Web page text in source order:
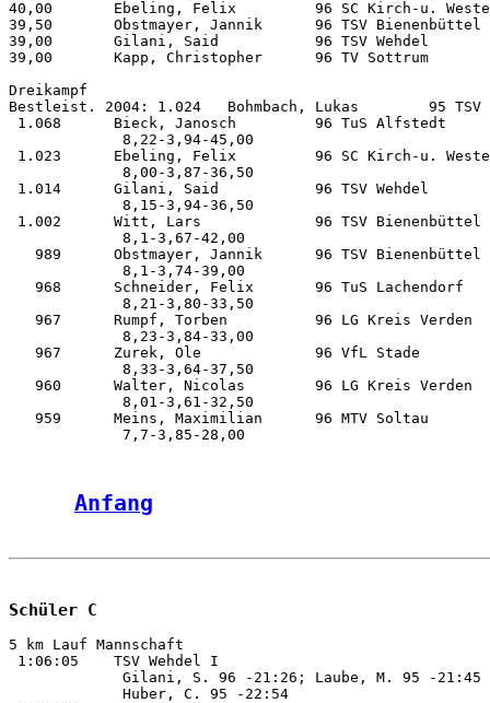
40,00       Ebeling, Felix         96 SC Kirch-u.
39,50       Obstmayer, Jannik      96 TSV
39,00       Gilani, Said           96 TSV Wehdel
39,00       Kapp, Christopher      96 TV Sottrum
Dreikampf
Bestleist. 2004: 1.024   Bohmbach, Lukas        95 TSV
1.068      Bieck, Janosch         96 TuS Alfstedt
             8,22-3,94-45,00
1.023      Ebeling, Felix         96 SC Kirch-u.
             8,00-3,87-36,50
1.014      Gilani, Said           96 TSV Wehdel
             8,15-3,94-36,50
1.002      Witt, Lars             96 TSV
             8,1-3,67-42,00
989      Obstmayer, Jannik      96 TSV
             8,1-3,74-39,00
968      Schneider, Felix       96 TuS Lachendorf
             8,21-3,80-33,50
967      Rumpf, Torben          96 LG Kreis Verden
             8,23-3,84-33,00
967      Zurek, Ole             96 VfL Stade
             8,33-3,64-37,50
960      Walter, Nicolas        96 LG Kreis Verden
             8,01-3,61-32,50
959      Meins, Maximilian      96 MTV Soltau
Anfang
Schüler C
5 km Lauf Mannschaft
 1:06:05    TSV Wehdel I                                          Osterholz/Sch. 09.10.
             Gilani, S. 96 -21:26; Laube, M. 95 -21:45                                   
             Huber, C. 95 -22:54
 1:11:43    TSV Wehdel II                                         Osterholz/Sch. 09.10.
             Kamp, A. 95 -22:55; Albers, R. 95 -23:53                                    
             Schmedes, A. 95 -24:55

4 x 50 m Staffel    
Bestleist. 2004: 29,6   TV Jahn Schneverdingen
29,27       TSV Wiepenkathen                                              Verden 10.09.
             Abou Taam, S. 95; Grunewald, M. 94                                          
             Beckmann, L. 95; Hagedorn, B. 95
29,65       LG Kreis Verden I                                             Verden 10.09.
             Neutschel, J. 94; Rumpf, T. 96                                              
             Wiebusch, N. 94; Kohmüller, M. 95
30,60       TuS Rotenburg                                                  Oerel 10.07.
             Schulwitz, M. 95; Niestädt, J. 94                                           
             Köhnke, N. 94; Kühne, M. 94
30,74       SG Osterholzer LA                                             Wehdel 25.09.
             Nolle, J. 94; Morning, N. 95                                                
             Topp, J. 94; Hänschen, M. 95
30,83       TV Jahn Schneverdingen                                         Stade 10.07.
             Krieg, K. 94; Hebenbrock, D. 94                                             
             Rama, F. 94; Röcker, C. 94
31,41       LAV Zeven I                                                    Zeven 17.09.
             Harden, B. 95; Allers, N. 95                                                
             Müller, E. 94; Schneider, D. 94
31,2        LG Fallingbostel                                      Schneverdingen 11.09.
             Ahlgrimm, S. 94; Pecht, M. 95                                               
             Grodecki, K. 95; Sadowski, J. 94
31,54       SV Nienhagen                                                   Celle 01.10.
             Seiler, J. 94; Heße, N. 95                                                  
             Troitsch, J. 94; Rethmeyer, H. 94
31,6        TSV Eintracht Hittfeld                                      Hittfeld 10.07.
             Krebs, J. 95; Kunst, R. 95                                                  
             de Jelski, F. 94; Narjes, S. 95
31,7        TSV Wriedel                                                Suderburg 27.08.
             Gundlach, B. 95; Koziburski, M. 95                                          
             Schöckel, L. 94; Schusdzarra, K. 95

3 x 1000 m Staffel  
Bestleist. 2004: 10:17,81 TV Jahn Schneverdingen
10:19,89    TSV Wiepenkathen                                              Verden 10.09.
             Grunewald, M. 94; Barucha, A. 95                                            
             Beckmann, L. 95
10:21,29    MTV Oldendorf                                                 Verden 10.09.
             Witte, C. 94; Meinecke, J. 94                                               
             Grünhagen, K. 94
11:06,87    TSV Eintracht Hittfeld I                                      Verden 10.09.
             Krebs, J. 95; Narjes, S. 95                                                 
             De Jelski, F. 94
11:07,02    LG Kreis Verden I                                             Verden 10.09.
             Gerdes, C. 96; Schaller, M. 94                                              
             Kohmüller, M. 95
11:12,67    TSV Bremervörde I                                        Gnarrenburg 01.05.
             Von Kamp, T. 94; Meinke, H. 95                                              
             Von Kamp, L. 94
11:13,40    TV Langen                                                   Cuxhaven 22.05.
             Schmidt, C. 94; Stein, J. 94                                                
             Pöhlmann, S. 95
11:23,3     TSV Wehdel                                                 Oldendorf 29.06.
             Huber, C. 95; Laube, M. 95                                                  
             Gilani, S. 96
11:24,4     SV Munster                                            Schneverdingen 23.09.
             Tönniessen, M. 95; Denne, C. 94                                             
             Schwippel, T. 95
11:31,7     LG Lüneburg Stadt und Land I                             Scharnebeck 17.06.
             Schaltegger, G. 95; Weiß,  . 94                                             
             Perschke, D. 94
11:32,51    LAV Zeven I                                                   Verden 10.09.
             Will, M. 95; Michels, N. 94                                                 
             Zimmermann, J. 95

Dreikampf Mannschaft
Bestleist. 2004: 4.932   MTV Soltau
 5.183      SV Nienhagen                                              Lachendorf 11.06.
             Seiler, J. 94 -1.261; Rethmeyer, H. 94 -1.105                               
             Heße, N. 95 -1.010; Troitzsch, J. 94 -912                                   
             Seehafer, L. 94 -895
 5.052      TSV Wiepenkathen I                                    Stade-Wiepenk. 24.05.
             Beckmann, L. 95 -1.144; Grunewald, M. 94 -1.093                             
             Hagedorn, B. 95 -988; Samulewitsch, J. 95 -914                              
             Taam, S. 95 -913
 5.019      LG Fallingbostel I                                    Schneverdingen 02.07.
             Sadowski, J. 94 -1.101; Nebel, J. 94 -1.064                                 
             Ahlgrimm, S. 94 -1.017; Schulte, N. 94 -1.009                               
             Semmler, M. 95 -828
 4.893      SG Osterholzer LA I                                       Ritterhude 17.09.
             Mütel, M. 95 -1.000; Breiter, J. 95 -990                                    
             Hänschen, M. 95 -983; Freilin, I. 94 -961                                   
             Nolle, J. 94 -959
 4.860      TuS Rotenburg                                                  Oerel 10.07.
             Kühne, M. 94 -1.116; Schulwitz, M. 95 -1.059                                
             Niestädt, J. 94 -961; Köhnke, N. 94 -911                                    
             Kettenburg, H. 95 -813
 4.773      TSV Wehdel                                                    Wehdel 24.08.
             Huber, C. 95 -1.029; Bohmbach, L. 95 -1.025                                 
             Hermann, F. 94 -921; Laube, M. 95 -911                                      
             Albers, R. 95 -887
 4.747      LG Kreis Verden I                                             Bremen 03.07.
             Kohmüller, M. 95 -1.040; Wiebusch, N. 94 -991                               
             Schaller, M. 94 -935; Pannevis, J. 95 -922                                  
             Siemt, B. 94 -859
 4.676      LG Lüneburg Stadt und Land I                                Bleckede 21.05.
             Petersen, R. 94 -1.024; Schwiemann, N. 94 -980                              
             Trenker, T. 94 -902; Perschke, D. 94 -896                                   
             Lorenz, H. 95 -874
 4.594      LAV Zeven                                                      Zeven 17.09.
             Allers, N. 95 -964; Zimmermann, O. 95 -951                                  
             Eijsink, P. 94 -914; Michaelis, N. 94 -894                                  
             Schneider, D. 94 -871
 4.527      TSV Wriedel                                                Suderburg 02.07.
             Schusdzarra, K. 95 -1.028; Schöckel, L. 94 -1.019                           
             Gundlach, B. 95 -870; Borchmann, S. 94 -834                                 
             Koziburski, M. 95 -776

Vierkampf Mannschaft
Bestleist. 2004: 6.350   SG Osterholzer LA
 6.582      SV Nienhagen                                              Lachendorf 11.06.
             Seiler, J. 94 -1.590; Rethmeyer, H. 94 -1.411                               
             Heße, N. 95 -1.328; Troitzsch, J. 94 -1.147                                 
             Seehafer, L. 94 -1.106
 6.312      SG Osterholzer LA I                                       Ritterhude 17.09.
             Nolle, J. 94 -1.332; Mütel, M. 95 -1.283                                    
             Hänschen, M. 95 -1.242; Kropp, M. 95 -1.230                                 
             Breiter, J. 95 -1.225
 6.254      TSV Wehdel                                                    Wehdel 24.08.
             Bohmbach, L. 95 -1.332; Huber, C. 95 -1.306                                 
             Gilani, S. 96 -1.290; Hermann, F. 94 -1.198                                 
             Laube, M. 95 -1.128
 6.242      TSV Wiepenkathen                                               Zeven 17.09.
             Beckmann, L. 95 -1.467; Grunewald, M. 94 -1.296                             
             Bohmann, N. 95 -1.196; Hagedorn, B. 95 -1.146                               
             Barucha, A. 95 -1.137
 6.179      LG Lüneburg Stadt und Land I                                Bleckede 21.05.
             Petersen, R. 94 -1.419; Schwiemann, N. 94 -1.275                            
             Trenker, T. 94 -1.197; Perschke, D. 94 -1.167                               
             Lorenz, H. 95 -1.121
 5.795      LG Kreis Verden                                                Zeven 17.09.
             Kohmüller, M. 95 -1.431; Schaller, M. 94 -1.200                             
             Pannevis, J. 95 -1.093; Greune, R. 95 -1.036                                
             Albrecht, R. 94 -1.035
 5.686      SG Osterholzer LA II                                      Ritterhude 17.09.
             Morning, N. 95 -1.217; Freilin, I. 94 -1.196